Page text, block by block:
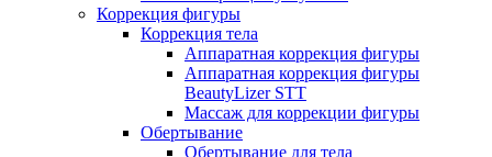
Коррекция фигуры
Коррекция тела
Аппаратная коррекция фигуры
Аппаратная коррекция фигуры
BeautyLizer STT
Массаж для коррекции фигуры
Обертывание
Обертывание для тела